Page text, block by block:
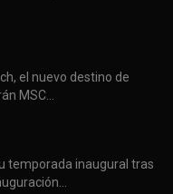
el nuevo destino de
MSC...
temporada inaugural tras